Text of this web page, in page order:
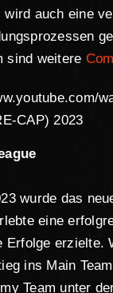
wird auch eine
sind weitere
CAP) 2023
wurde das
eine
Erfolge erzielte.
ins Main
Team unter